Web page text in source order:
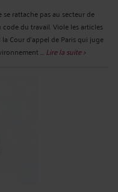
rattache pas au secteur de
du travail. Viole les articles
la Cour d'appel de Paris qui juge
... Lire la suite >